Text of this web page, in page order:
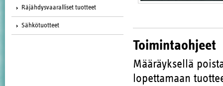
Räjähdysvaaralliset tuotteet
Sähkötuotteet
Toimintaohjeet
Määräyksellä
lopettamaan